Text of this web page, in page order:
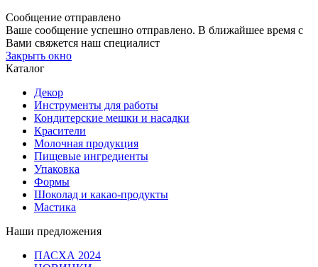
Сообщение отправлено
Ваше сообщение успешно отправлено. В ближайшее время с
Вами свяжется наш специалист
Закрыть окно
Каталог
Декор
Инструменты для работы
Кондитерские мешки и насадки
Красители
Молочная продукция
Пищевые ингредиенты
Упаковка
Формы
Шоколад и какао-продукты
Мастика
Наши предложения
ПАСХА 2024